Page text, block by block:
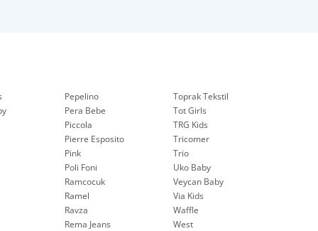
Pepelinо
Pera Bebe
Piccola
Pierre Esposito
Pink
Poli Foni
Ramcocuk
Ramel
Ravza
Rema Jeans
Toprak Tekstil
Tot Girls
TRG Kids
Tricomer
Trio
Uko Baby
Veycan Baby
Via Kids
Waffle
West